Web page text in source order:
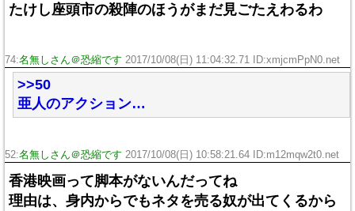
たけし座頭市の殺陣のほうがまだ見ごたえわるわ
74:名無しさん＠恐縮です 2017/10/08(日) 11:04:32.71 ID:xmjcmPpN0.net
>>50
亜人のアクション…
52:名無しさん＠恐縮です 2017/10/08(日) 10:58:21.64 ID:m12mqw2t0.net
香港映画って脚本がないんだってね
理由は、身内からでもネタを売る奴が出てくるから